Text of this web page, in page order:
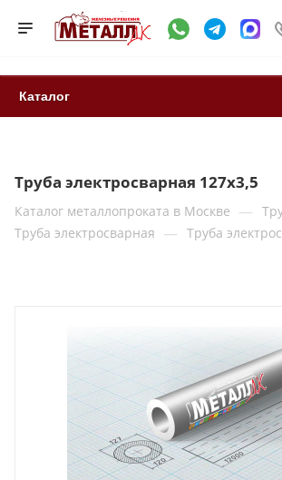
Каталог
Труба электросварная 127x3,5
Каталог металлопроката в Москве —
Труба электросварная — Труба